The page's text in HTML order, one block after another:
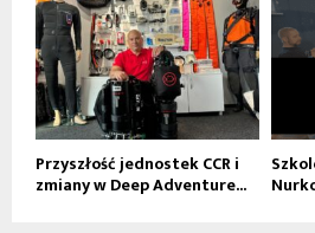
Przyszłość jednostek CCR i
zmiany w Deep Adventure...